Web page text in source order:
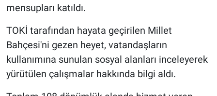
mensupları katıldı.
TOKİ tarafından hayata geçirilen Millet
Bahçesi'ni gezen heyet, vatandaşların
kullanımına sunulan sosyal alanları inceleyerek
yürütülen çalışmalar hakkında bilgi aldı.